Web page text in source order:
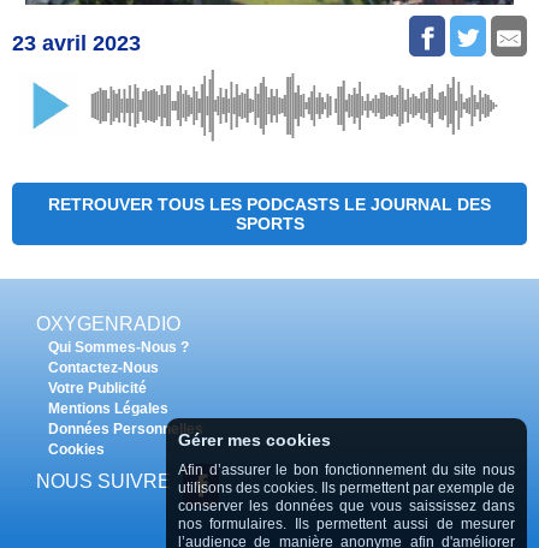
23 avril 2023
RETROUVER TOUS LES PODCASTS LE JOURNAL DES
SPORTS
OXYGENRADIO
Qui Sommes-Nous ?
Contactez-Nous
Votre Publicité
Mentions Légales
Données Personnelles
Cookies
NOUS SUIVRE
Gérer mes cookies
Afin d’assurer le bon fonctionnement du site nous
utilisons des cookies. Ils permettent par exemple de
conserver les données que vous saississez dans
nos formulaires. Ils permettent aussi de mesurer
l’audience de manière anonyme afin d'améliorer